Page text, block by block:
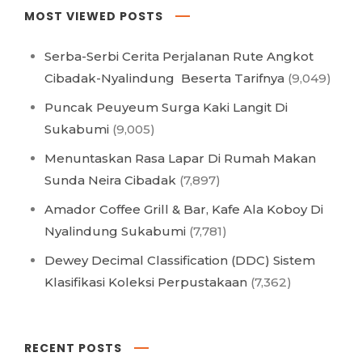
MOST VIEWED POSTS
Serba-Serbi Cerita Perjalanan Rute Angkot
Cibadak-Nyalindung Beserta Tarifnya (9,049)
Puncak Peuyeum Surga Kaki Langit Di
Sukabumi (9,005)
Menuntaskan Rasa Lapar Di Rumah Makan
Sunda Neira Cibadak (7,897)
Amador Coffee Grill & Bar, Kafe Ala Koboy Di
Nyalindung Sukabumi (7,781)
Dewey Decimal Classification (DDC) Sistem
Klasifikasi Koleksi Perpustakaan (7,362)
RECENT POSTS